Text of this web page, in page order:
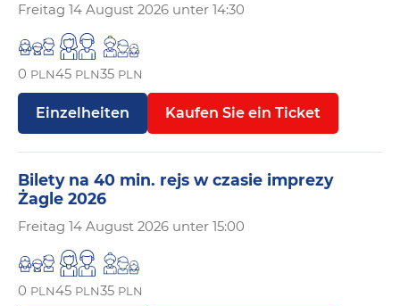
Freitag 14 August 2026 unter 14:30
0 PLN45 PLN35 PLN
Einzelheiten Kaufen Sie ein Ticket
Bilety na 40 min. rejs w czasie imprezy
Żagle 2026
Freitag 14 August 2026 unter 15:00
0 PLN45 PLN35 PLN